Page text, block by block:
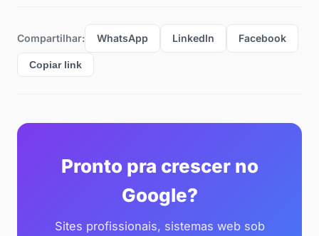
Compartilhar: WhatsApp LinkedIn Facebook
Copiar link
Pronto pra crescer no
Google?
Sites profissionais, sistemas web sob